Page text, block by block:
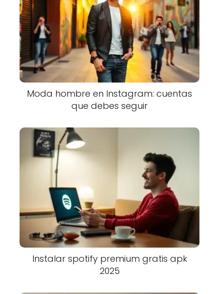
Moda hombre en Instagram: cuentas
que debes seguir
Instalar spotify premium gratis apk
2025